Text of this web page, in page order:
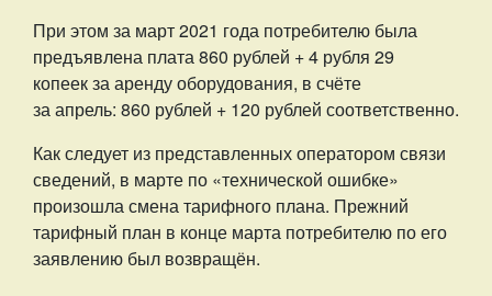
При этом за март 2021 года потребителю была
предъявлена плата 860 рублей + 4 рубля 29
копеек за аренду оборудования, в счёте
за апрель: 860 рублей + 120 рублей соответственно.
Как следует из представленных оператором связи
сведений, в марте по «технической ошибке»
произошла смена тарифного плана. Прежний
тарифный план в конце марта потребителю по его
заявлению был возвращён.